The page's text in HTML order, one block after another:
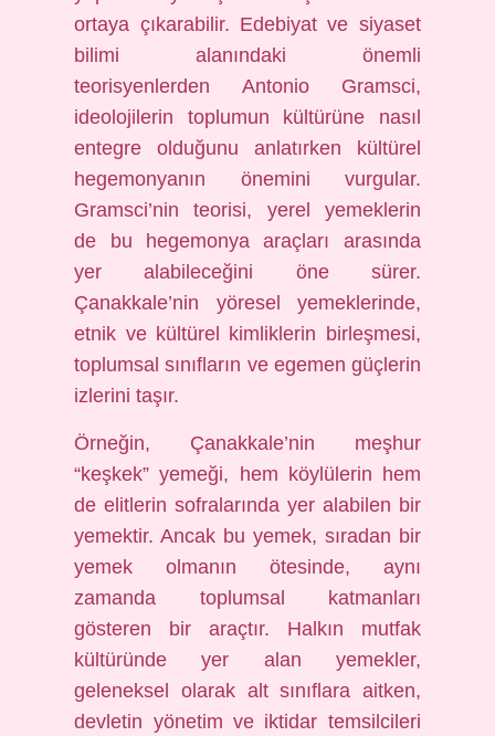
ortaya çıkarabilir. Edebiyat ve siyaset
bilimi alanındaki önemli
teorisyenlerden Antonio Gramsci,
ideolojilerin toplumun kültürüne nasıl
entegre olduğunu anlatırken kültürel
hegemonyanın önemini vurgular.
Gramsci’nin teorisi, yerel yemeklerin
de bu hegemonya araçları arasında
yer alabileceğini öne sürer.
Çanakkale’nin yöresel yemeklerinde,
etnik ve kültürel kimliklerin birleşmesi,
toplumsal sınıfların ve egemen güçlerin
izlerini taşır.
Örneğin, Çanakkale’nin meşhur
“keşkek” yemeği, hem köylülerin hem
de elitlerin sofralarında yer alabilen bir
yemektir. Ancak bu yemek, sıradan bir
yemek olmanın ötesinde, aynı
zamanda toplumsal katmanları
gösteren bir araçtır. Halkın mutfak
kültüründe yer alan yemekler,
geleneksel olarak alt sınıflara aitken,
devletin yönetim ve iktidar temsilcileri